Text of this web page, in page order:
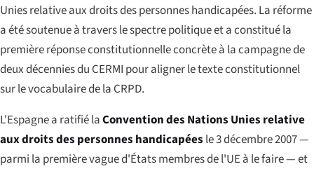
Unies relative aux droits des personnes handicapées. La réforme
a été soutenue à travers le spectre politique et a constitué la
première réponse constitutionnelle concrète à la campagne de
deux décennies du CERMI pour aligner le texte constitutionnel
sur le vocabulaire de la CRPD.
L'Espagne a ratifié laConvention des Nations Unies relative
aux droits des personnes handicapées le 3 décembre 2007 —
parmi la première vague d'États membres de l'UE à le faire — et